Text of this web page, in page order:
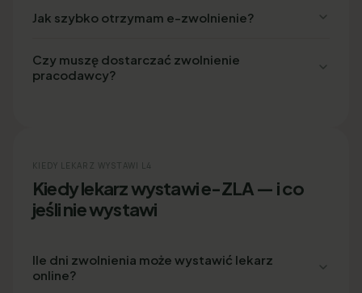
Jak szybko otrzymam e-zwolnienie?
Czy muszę dostarczać zwolnienie
pracodawcy?
KIEDY LEKARZ WYSTAWI L4
Kiedy lekarz wystawi e-ZLA — i co
jeśli nie wystawi
Ile dni zwolnienia może wystawić lekarz
online?